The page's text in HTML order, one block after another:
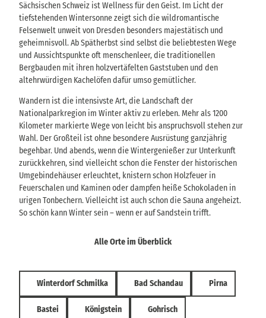
Sächsischen Schweiz ist Wellness für den Geist. Im Licht der
tiefstehenden Wintersonne zeigt sich die wildromantische
Felsenwelt unweit von Dresden besonders majestätisch und
geheimnisvoll. Ab Spätherbst sind selbst die beliebtesten Wege
und Aussichtspunkte oft menschenleer, die traditionellen
Bergbauden mit ihren holzvertäfelten Gaststuben und den
altehrwürdigen Kachelöfen dafür umso gemütlicher.
Wandern ist die intensivste Art, die Landschaft der
Nationalparkregion im Winter aktiv zu erleben. Mehr als 1200
Kilometer markierte Wege von leicht bis anspruchsvoll stehen zur
Wahl. Der Großteil ist ohne besondere Ausrüstung ganzjährig
begehbar. Und abends, wenn die Wintergenießer zur Unterkunft
zurückkehren, sind vielleicht schon die Fenster der historischen
Umgebindehäuser erleuchtet, knistern schon Holzfeuer in
Feuerschalen und Kaminen oder dampfen heiße Schokoladen in
urigen Tonbechern. Vielleicht ist auch schon die Sauna angeheizt.
So schön kann Winter sein – wenn er auf Sandstein trifft.
Alle Orte im Überblick
Winterdorf Schmilka Bad Schandau Pirna
Bastei Königstein Gohrisch